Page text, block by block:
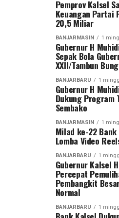
setiap tahun. Kami ingin
pembinaan sekaligus
berbakat dari Banua,” ungkap
Gubernur H. Muhidin juga
di Sekolah Guru Olahraga
Mei, baginya menyimpan
tempat berlatih bersama
“Kembali ke stadion ini
masa menjadi pemain sepak
berlatih di sini. Banyak
Gubernur H. Muhidin pun
menjunjung tinggi sportivitas,
pertandingan diminta
Dalam sambutannya,
mengapresiasi kolaborasi
menyukseskan program tukar
Menurut Gubernur H.
dibarengi dengan budaya
dari lingkungan masing
“Program tukar sampah
budaya. Kebersihan harus
masing-masing.”
Lebih lanjut, Gubernur H.
rehabilitasi hutan melalui
produktif yang dapat
bagi masyarakat sekitar.
“Hutan harus memberi
Pemprov Kalsel
Keuangan Partai
20,5 Miliar
BANJARMASIN 1
Gubernur H
Sepak Bola
XXII/Tambun
BANJARBARU 1
Gubernur H
Dukung Program
Sembako
BANJARMASIN 1
Milad ke-22
Lomba Video
BANJARBARU 1
Gubernur Kalsel
Percepat
Pembangkit
Normal
BANJARBARU 1